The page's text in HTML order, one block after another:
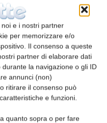
e i nostri partner
per memorizzare e/o
Il consenso a queste
partner di elaborare dati
la navigazione o gli ID
annunci (non)
ritirare il consenso può
e funzioni.
quanto sopra o per fare
un impatto
lattiero-
mercato dell’UE
sono rimasti in
sotto del livello di
i prezzi del burro
di tale livello,
il prezzo delle
proteine.